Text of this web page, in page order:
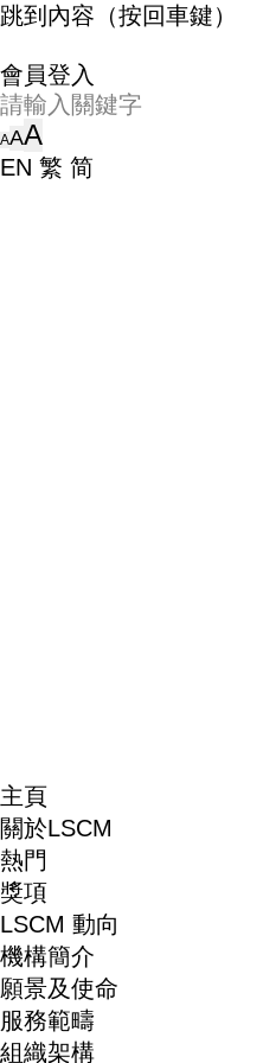
跳到內容（按回車鍵）
會員登入
AAA
EN 繁 简
主頁
關於LSCM
熱門
獎項
LSCM 動向
機構簡介
願景及使命
服務範疇
組織架構